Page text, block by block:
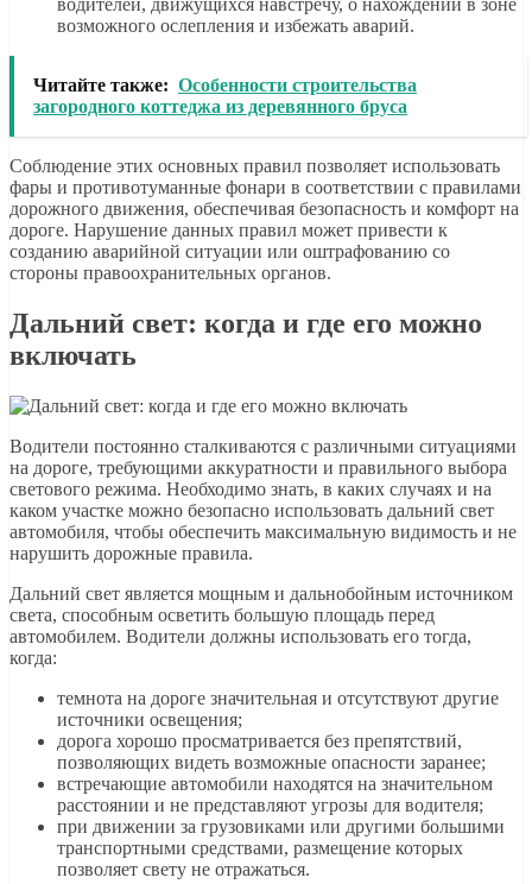
водителей, движущихся навстречу, о нахождении в зоне
возможного ослепления и избежать аварий.
Читайте также: Особенности строительства
загородного коттеджа из деревянного бруса
Соблюдение этих основных правил позволяет использовать
фары и противотуманные фонари в соответствии с правилами
дорожного движения, обеспечивая безопасность и комфорт на
дороге. Нарушение данных правил может привести к
созданию аварийной ситуации или оштрафованию со
стороны правоохранительных органов.
Дальний свет: когда и где его можно
включать
Водители постоянно сталкиваются с различными ситуациями
на дороге, требующими аккуратности и правильного выбора
светового режима. Необходимо знать, в каких случаях и на
каком участке можно безопасно использовать дальний свет
автомобиля, чтобы обеспечить максимальную видимость и не
нарушить дорожные правила.
Дальний свет является мощным и дальнобойным источником
света, способным осветить большую площадь перед
автомобилем. Водители должны использовать его тогда,
когда:
темнота на дороге значительная и отсутствуют другие
источники освещения;
дорога хорошо просматривается без препятствий,
позволяющих видеть возможные опасности заранее;
встречающие автомобили находятся на значительном
расстоянии и не представляют угрозы для водителя;
при движении за грузовиками или другими большими
транспортными средствами, размещение которых
позволяет свету не отражаться.